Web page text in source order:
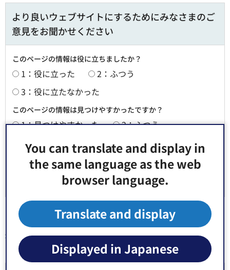
You can translate and display in
the same language as the web
browser language.
Translate and display
Displayed in Japanese
より良いウェブサイトにするためにみなさまのご
意見をお聞かせください
このページの情報は役に立ちましたか？
1：役に立った
2：ふつう
3：役に立たなかった
このページの情報は見つけやすかったですか？
1：見つけやすかった
2：ふつう
3：見つけにくかった
同じ分類から探す